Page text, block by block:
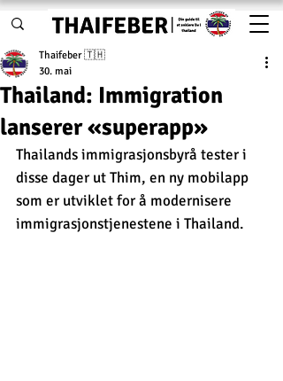
Thailand: Immigration
lanserer «superapp»
Thaifeber 🇹🇭
30. mai
Thailands immigrasjonsbyrå tester i
disse dager ut Thim, en ny mobilapp
som er utviklet for å modernisere
immigrasjonstjenestene i Thailand.